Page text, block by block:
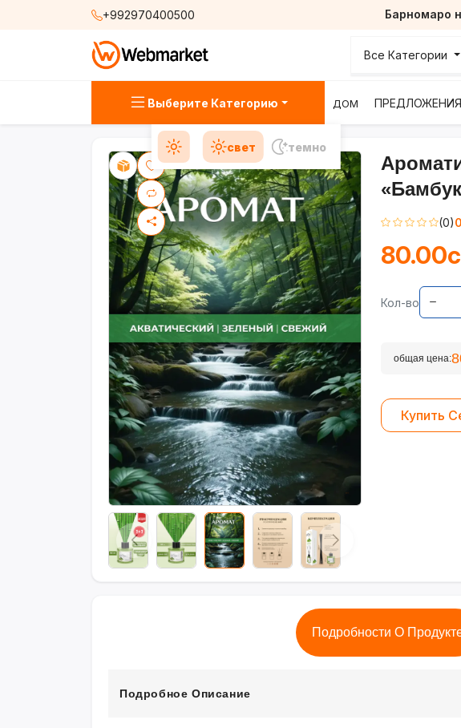
+992970400500 Барномаро
Все Категории
Выберите Категорию ДОМ ПРЕДЛОЖЕНИЯ
свет темно
(0)0
Кол-во
общая цена:
Купить
Подробности О
Подробное Описание